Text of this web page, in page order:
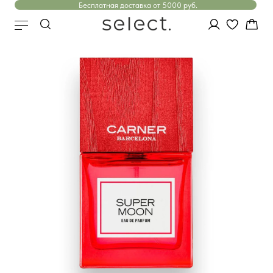
Бесплатная доставка от 5000 руб.
Парфюмерный консультант
AI-ПОДБОР АРОМАТОВ
AI-ПОДБОР АРОМАТА
Найдём ваш аромат
Несколько вопросов — и подберём
нишевую парфюмерию под вас